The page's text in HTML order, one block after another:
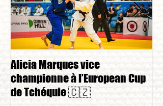
Alicia Marques vice
championne à l’European Cup
de Tchéquie 🇨🇿